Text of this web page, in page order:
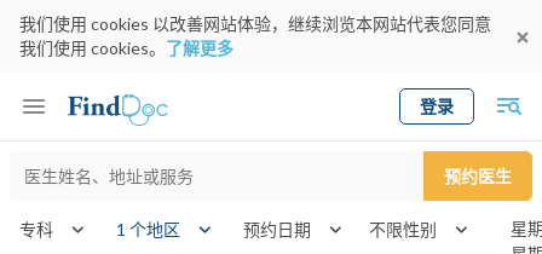
我们使用 cookies 以改善网站体验，继续浏览本网站代表您同意
我们使用 cookies。 了解更多
登录
Keyword 预约医生
专科 1 个地区 预约日期